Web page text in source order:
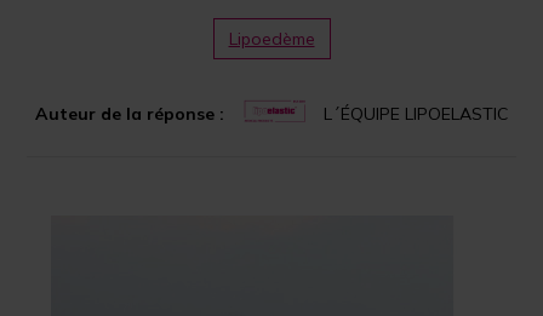
Auteur de la réponse : L´ÉQUIPE LIPOELASTIC
Lipoedème